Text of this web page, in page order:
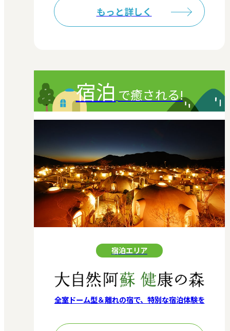
もっと詳しく
宿泊 で癒される!
宿泊エリア
全室ドーム型＆離れの宿で、特別な宿泊体験を